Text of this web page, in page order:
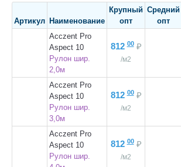
SPC Кварцвинил замковый
Токопроводящая плитка
ЛАМИНАТ
ПО КЛАССУ:
Артикул Наименование
Крупный
опт
Средний
опт
Acczent Pro
Aspect 10
Рулон шир.
2,0м
81200 ₽
/м2
Acczent Pro
Aspect 10
Рулон шир.
3,0м
81200 ₽
/м2
Acczent Pro
Aspect 10
Рулон шир.
81200 ₽
/м2